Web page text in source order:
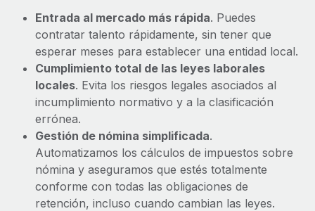
Entrada al mercado más rápida. Puedes
contratar talento rápidamente, sin tener que
esperar meses para establecer una entidad local.
Cumplimiento total de las leyes laborales
locales. Evita los riesgos legales asociados al
incumplimiento normativo y a la clasificación
errónea.
Gestión de nómina simplificada.
Automatizamos los cálculos de impuestos sobre
nómina y aseguramos que estés totalmente
conforme con todas las obligaciones de
retención, incluso cuando cambian las leyes.